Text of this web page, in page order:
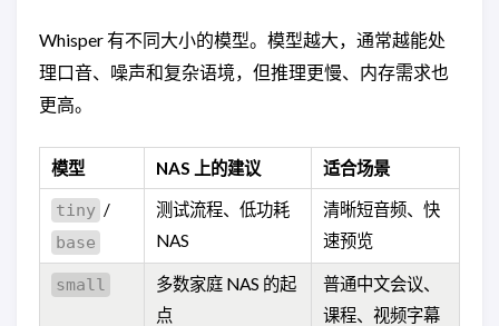
Whisper 有不同大小的模型。模型越大，通常越能处
理口音、噪声和复杂语境，但推理更慢、内存需求也
更高。
模型 NAS 上的建议 适合场景
tiny /
base
测试流程、低功耗
NAS
清晰短音频、快
速预览
small
多数家庭 NAS 的起
点
普通中文会议、
课程、视频字幕